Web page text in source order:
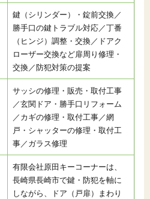
鍵（シリンダー）・錠前交換／
勝手口の鍵トラブル対応／丁番
（ヒンジ）調整・交換／ドアク
ローザー交換など扉周り修理・
交換／防犯対策の提案
サッシの修理・販売・取付工事
／玄関ドア・勝手口リフォーム
／カギの修理・取付工事／網
戸・シャッターの修理・取付工
事／ガラス修理
有限会社原田キーコーナーは、
長崎県長崎市で鍵・防犯を軸に
しながら、ドア（戸扉）まわり